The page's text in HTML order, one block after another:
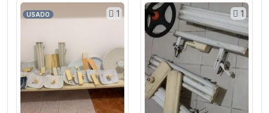
1
USADO 1